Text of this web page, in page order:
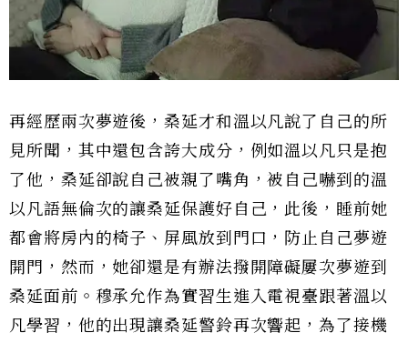
再經歷兩次夢遊後，桑延才和溫以凡說了自己的所
見所聞，其中還包含誇大成分，例如溫以凡只是抱
了他，桑延卻說自己被親了嘴角，被自己嚇到的溫
以凡語無倫次的讓桑延保護好自己，此後，睡前她
都會將房內的椅子、屏風放到門口，防止自己夢遊
開門，然而，她卻還是有辦法撥開障礙屢次夢遊到
桑延面前。穆承允作為實習生進入電視臺跟著溫以
凡學習，他的出現讓桑延警鈴再次響起，為了接機